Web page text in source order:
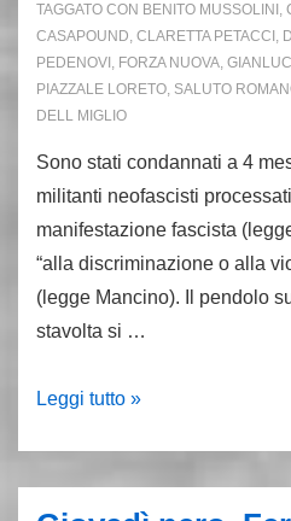
TAGGATO CON BENITO MUSSOLINI ,
CASAPOUND, CLARETTA PETACCI ,
PEDENOVI , FORZA NUOVA,
PIAZZALE LORETO, SALUTO
DELL MIGLIO
Sono stati condannati a 4
militanti neofascisti
manifestazione fascista
“alla discriminazione o alla
(legge Mancino). Il pendolo
stavolta si …
Rito
Leggi tutto »